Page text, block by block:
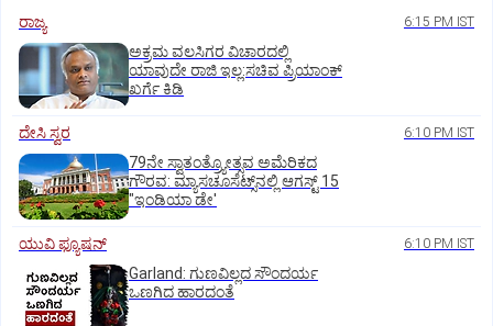
ರಾಜ್ಯ 6:15 PM IST
ಅಕ್ರಮ ವಲಸಿಗರ ವಿಚಾರದಲ್ಲಿ
ಯಾವುದೇ ರಾಜಿ ಇಲ್ಲ:ಸಚಿವ ಪ್ರಿಯಾಂಕ್
ಖರ್ಗೆ ಕಿಡಿ
ದೇಸಿ ಸ್ವರ 6:10 PM IST
79ನೇ ಸ್ವಾತಂತ್ರ್ಯೋತ್ಸವ ಅಮೆರಿಕದ
ಗೌರವ: ಮ್ಯಾಸಚೂಸೆಟ್ಸ್‌ನಲ್ಲಿ ಆಗಸ್ಟ್‌ 15
"ಇಂಡಿಯಾ ಡೇ'
ಯುವಿ ಫ್ಯೂಷನ್ 6:10 PM IST
Garland: ಗುಣವಿಲ್ಲದ ಸೌಂದರ್ಯ
ಒಣಗಿದ ಹಾರದಂತೆ